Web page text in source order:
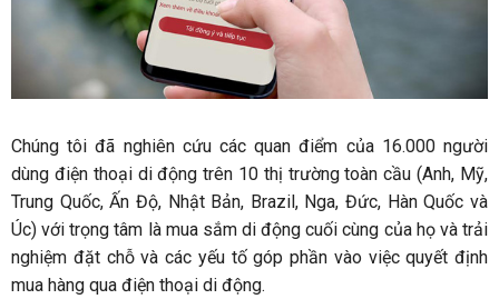
Chúng tôi đã nghiên cứu các quan điểm của 16.000 người
dùng điện thoại di động trên 10 thị trường toàn cầu (Anh, Mỹ,
Trung Quốc, Ấn Độ, Nhật Bản, Brazil, Nga, Đức, Hàn Quốc và
Úc) với trọng tâm là mua sắm di động cuối cùng của họ và trải
nghiệm đặt chỗ và các yếu tố góp phần vào việc quyết định
mua hàng qua điện thoại di động.